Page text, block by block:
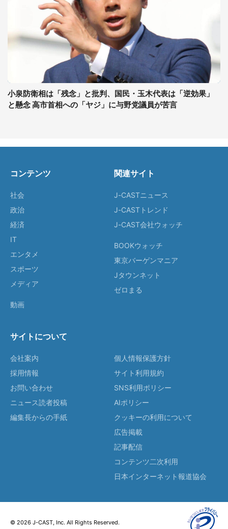
小泉防衛相は「残念」と批判、国民・玉木代表は「逆効果」
と懸念 高市首相への「ヤジ」に与野党議員が苦言
コンテンツ
社会
政治
経済
IT
エンタメ
スポーツ
メディア
動画
関連サイト
J-CASTニュース
J-CASTトレンド
J-CAST会社ウォッチ
BOOKウォッチ
東京バーゲンマニア
Jタウンネット
ゼロまる
サイトについて
会社案内
採用情報
お問い合わせ
ニュース読者投稿
編集長からの手紙
個人情報保護方針
サイト利用規約
SNS利用ポリシー
AIポリシー
クッキーの利用について
広告掲載
記事配信
コンテンツ二次利用
日本インターネット報道協会
© 2026 J-CAST, Inc. All Rights Reserved.